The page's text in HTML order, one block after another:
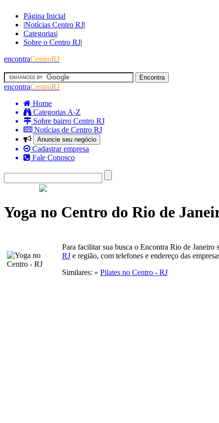
Página Inicial
|Notícias Centro RJ|
Categorias|
Sobre o Centro RJ|
encontraCentroRJ
encontraCentroRJ
Home
Categorias A-Z
Sobre bairro Centro RJ
Notícias de Centro RJ
Anuncie seu negócio
Cadastrar empresa
Fale Conosco
Yoga no Centro do Rio de
Para facilitar sua busca o Encontra Rio de Janeiro
RJ e região, com telefones e endereço das
Similares: » Pilates no Centro - RJ